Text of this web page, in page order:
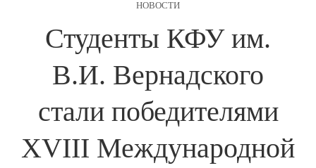
НОВОСТИ
Студенты КФУ им.
В.И. Вернадского
стали победителями
XVIII Международной